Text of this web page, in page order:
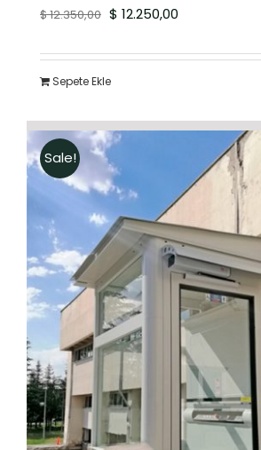
$12.350,00 Orijinal
$ 12.350,00.
$ 12.250,00
fiyat:
Sepete Ekle
Sale!